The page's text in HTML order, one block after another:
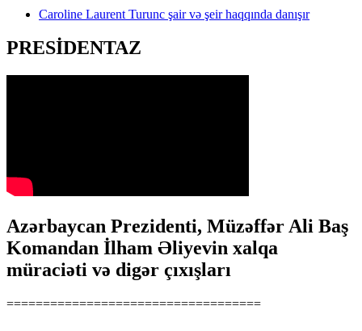
Caroline Laurent Turunc şair və şeir haqqında danışır
PRESİDENTAZ
Azərbaycan Prezidenti, Müzəffər Ali Baş
Komandan İlham Əliyevin xalqa
müraciəti və digər çıxışları
===================================